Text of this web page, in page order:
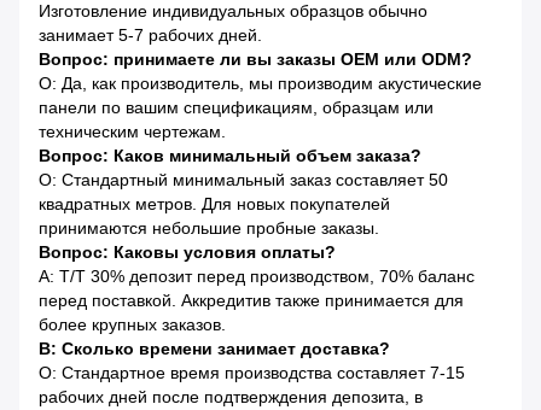
Изготовление индивидуальных образцов обычно
занимает 5-7 рабочих дней.
Вопрос: принимаете ли вы заказы OEM или ODM?
О: Да, как производитель, мы производим акустические
панели по вашим спецификациям, образцам или
техническим чертежам.
Вопрос: Каков минимальный объем заказа?
О: Стандартный минимальный заказ составляет 50
квадратных метров. Для новых покупателей
принимаются небольшие пробные заказы.
Вопрос: Каковы условия оплаты?
A: T/T 30% депозит перед производством, 70% баланс
перед поставкой. Аккредитив также принимается для
более крупных заказов.
В: Сколько времени занимает доставка?
О: Стандартное время производства составляет 7-15
рабочих дней после подтверждения депозита, в